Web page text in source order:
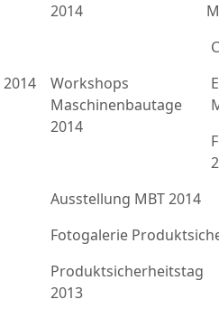
2014
2014
Workshops
Maschinenbautage
2014
Ausstellung MBT 2014
Fotogalerie
Produktsicherheitstag
2013